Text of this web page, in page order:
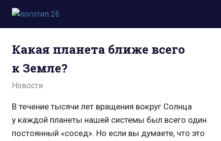
Пропустить
перейти
содержимому
космосе.
фото,
юмор,
знаний.
Какая планета ближе всего
к Земле?
04.02.2022
admin
Новости
В течение тысячи лет вращения вокруг Солнца
у каждой планеты нашей системы был всего один
постоянный «сосед». Но если вы думаете, что это